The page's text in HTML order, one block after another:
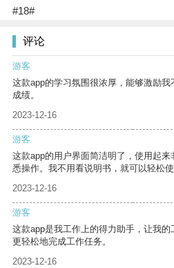
#18#
评论
游客
这款app的学习氛围很浓厚，能够激励
成绩。
2023-12-16
游客
这款app的用户界面简洁明了，使用起
悉操作。我不用看说明书，就可以轻松使
2023-12-16
游客
这款app是我工作上的得力助手，让我
更轻松地完成工作任务。
2023-12-16